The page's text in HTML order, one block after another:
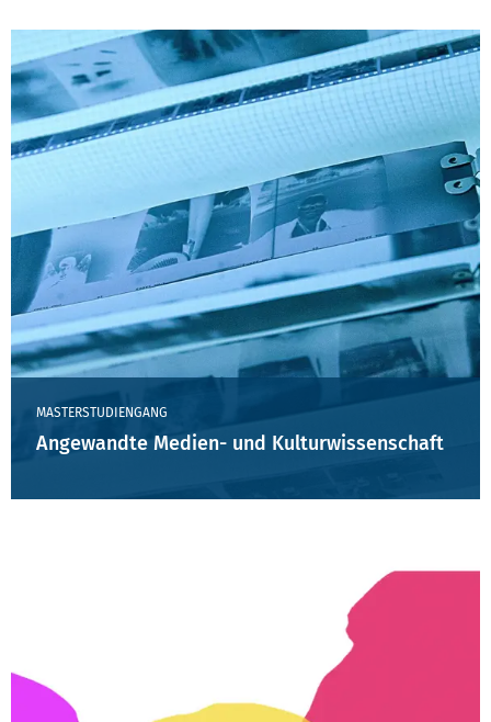
MASTERSTUDIENGANG
Angewandte Medien- und Kulturwissenschaft